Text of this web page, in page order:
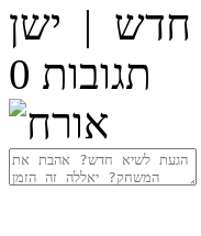
חדש | ישן
0 תגובות